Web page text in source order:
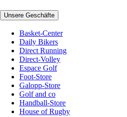
Unsere Geschäfte
Basket-Center
Daily Bikers
Direct Running
Direct-Volley
Espace Golf
Foot-Store
Galopp-Store
Golf and co
Handball-Store
House of Rugby